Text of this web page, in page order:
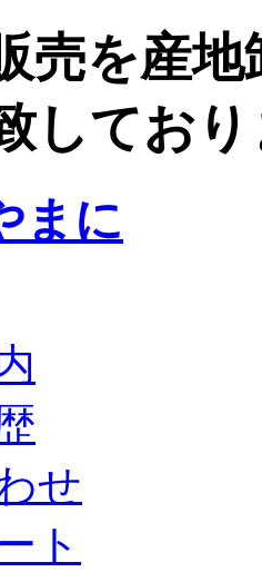
売を産
してお
まに
せ
ト